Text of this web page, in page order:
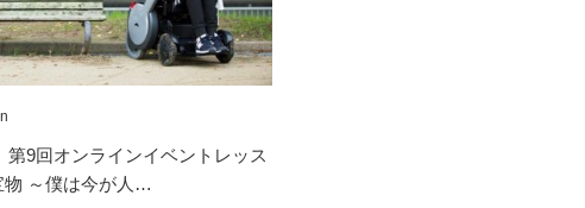
第9回オンラインイベントレッス
物 ～僕は今が人…